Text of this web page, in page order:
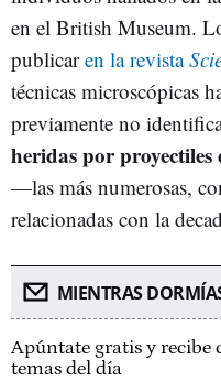
en el British Museum.
publicaren la revista
técnicas microscópicas
previamente no
heridas por proyectiles
—las más numerosas,
relacionadas con la
MIENTRAS
Apúntate gratis y recibe
temas del día